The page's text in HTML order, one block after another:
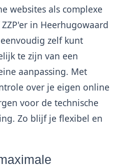
websites als complexe
in Heerhugowaard
zelf kunt
te zijn van een
aanpassing. Met
over je eigen online
voor de technische
Zo blijf je flexibel en